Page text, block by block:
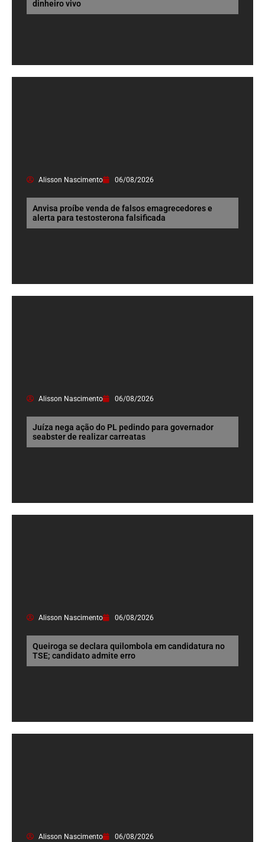
dinheiro vivo
Alisson Nascimento 06/08/2026
Anvisa proíbe venda de falsos emagrecedores e
alerta para testosterona falsificada
Alisson Nascimento 06/08/2026
Juíza nega ação do PL pedindo para governador
seabster de realizar carreatas
Alisson Nascimento 06/08/2026
Queiroga se declara quilombola em candidatura no
TSE; candidato admite erro
Alisson Nascimento 06/08/2026